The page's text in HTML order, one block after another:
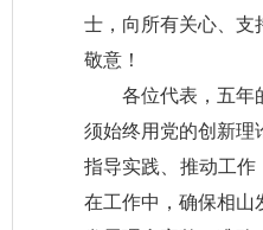
士，向所有关心、支
敬意！
各位代表，五年
须始终用党的创新理
指导实践、推动工作
在工作中，确保相山